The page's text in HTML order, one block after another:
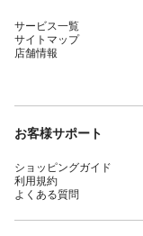
サービス一覧
サイトマップ
店舗情報
お客様サポート
ショッピングガイド
利用規約
よくある質問